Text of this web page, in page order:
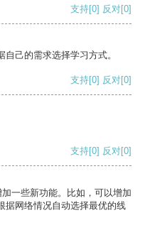
支持[0] 反对[0]
己的需求选择学习方式。
支持[0] 反对[0]
支持[0] 反对[0]
一些新功能。比如，可以增加
据网络情况自动选择最优的线